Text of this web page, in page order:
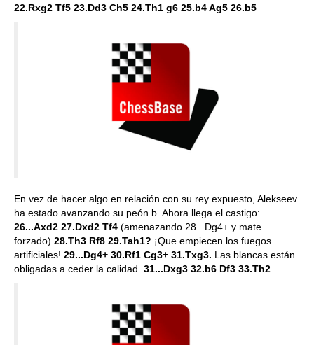
22.Rxg2 Tf5 23.Dd3 Ch5 24.Th1 g6 25.b4 Ag5 26.b5
En vez de hacer algo en relación con su rey expuesto, Alekseev
ha estado avanzando su peón b. Ahora llega el castigo:
26...Axd2 27.Dxd2 Tf4 (amenazando 28...Dg4+ y mate
forzado) 28.Th3 Rf8 29.Tah1? ¡Que empiecen los fuegos
artificiales! 29...Dg4+ 30.Rf1 Cg3+ 31.Txg3. Las blancas están
obligadas a ceder la calidad. 31...Dxg3 32.b6 Df3 33.Th2